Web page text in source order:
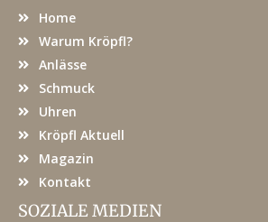
Home
Warum Kröpfl?
Anlässe
Schmuck
Uhren
Kröpfl Aktuell
Magazin
Kontakt
SOZIALE MEDIEN